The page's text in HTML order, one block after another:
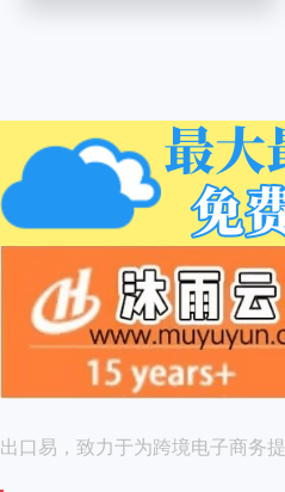
出口易，致力于为跨境电子商务